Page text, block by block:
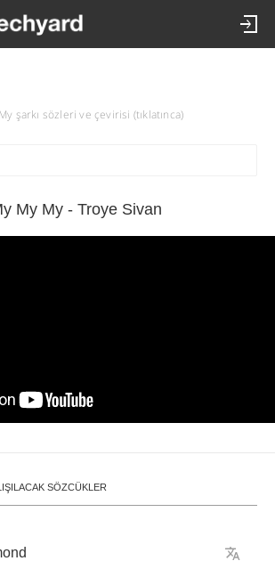
şarkı sözleri ve çevirisi (tıklatınca)
My My - Troye Sivan
SÖZCÜKLER